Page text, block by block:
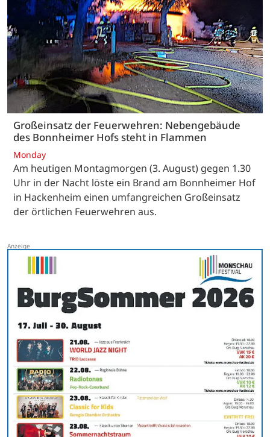
Großeinsatz der Feuerwehren: Nebengebäude
des Bonnheimer Hofs steht in Flammen
Monday
Am heutigen Montagmorgen (3. August) gegen 1.30
Uhr in der Nacht löste ein Brand am Bonnheimer Hof
in Hackenheim einen umfangreichen Großeinsatz
der örtlichen Feuerwehren aus.